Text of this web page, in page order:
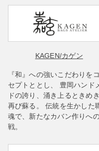
KAGEN/カゲン
『和』への強いこだわりを
セプトととし、 豊岡ハンド
ドの誇り、涌き上るときめ
再び蘇る。 伝統を生かした
魂で、新たなカバン作りへ
戦。